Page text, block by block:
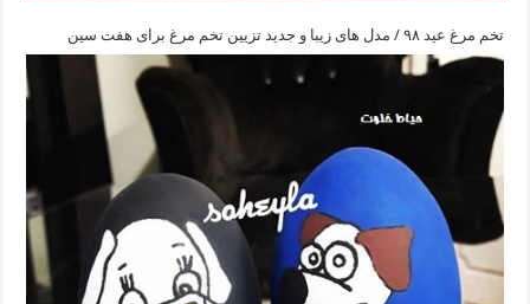
تخم مرغ عید ۹۸ / مدل های زیبا و جدید تزیین تخم مرغ برای هفت سین